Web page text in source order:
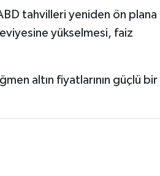
tahvilleri yeniden ön plana
yükselmesi, faiz
altın fiyatlarının güçlü bir